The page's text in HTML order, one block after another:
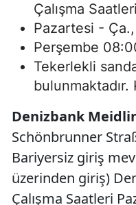
Çalışma Saatleri
Pazartesi -
Perşembe
Tekerlekli
bulunmaktadır.
Denizbank
Schönbrunner
Bariyersiz giriş
üzerinden giriş)
Çalışma Saatleri